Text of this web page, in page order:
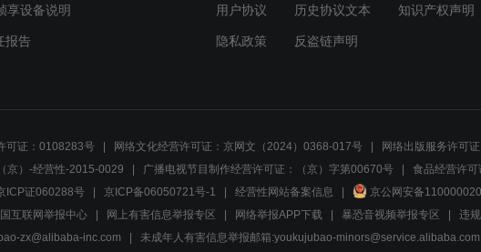
享设备说明
报告
用户协议 历史协议文本 知识产权声明
隐私政策 反盗链声明
可证：0108283号 网络文化经营许可证：京网文（2024）0368-017号 网络出版服务许可
京）-经营性-2015-0029
广播电视节目制作经营许可证：（京）字第00670号 食品经营许
ICP证060288号 京ICP备06050721号-1 经营性网站备案信息 京公网安备
互联网举报中心 网上有害信息举报专区 网络举报APP下载 暴恐音视频举报专区
违
zx@alibaba-inc.com
未成年人有害信息举报邮箱:youkujubao-minors@service.alibaba.com